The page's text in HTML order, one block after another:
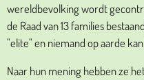
wereldbevolking wordt
de Raad van 13 families
"elite" en niemand op aarde
Naar hun mening hebben ze